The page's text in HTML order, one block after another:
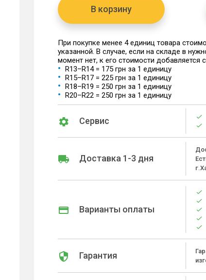
В корзину
При покупке менее 4 единиц товара
указанной. В случае, если на складе в
момент нет, к его стоимости добавляется
R13–R14 = 175 грн за 1 единицу
R15–R17 = 225 грн за 1 единицу
R18–R19 = 250 грн за 1 единицу
R20–R22 = 250 грн за 1 единицу
Сервис
Доставка 1-3 дня
Варианты оплаты
Гарантия